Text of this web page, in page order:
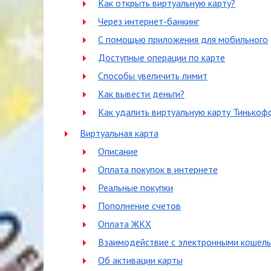
Как открыть виртуальную карту?
Через интернет-банкинг
С помощью приложения для мобильного
Доступные операции по карте
Способы увеличить лимит
Как вывести деньги?
Как удалить виртуальную карту
Виртуальная карта
Описание
Оплата покупок в интернете
Реальные покупки
Пополнение счетов
Оплата ЖКХ
Взаимодействие с электронными
Об активации карты